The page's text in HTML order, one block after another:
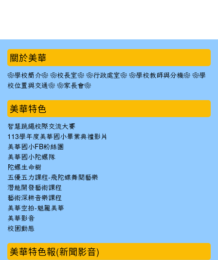
::: 關於美華
❀學校簡介❀ ❀校長室❀ ❀行政處室❀ ❀學校教師與分機❀ ❀學
校位置與交通❀ ❀家長會❀
美華特色
智慧跳繩校際交流大賽
113學年度美華國小畢業典禮影片
美華國小FB粉絲團
美華國小陀螺隊
陀螺生命樹
五優五力課程-飛陀蝶舞閱藝樂
潛能開發藝術課程
藝術深耕音樂課程
美華空拍-魅麗美華
美華影音
校園動態
美華特色報(新聞影音)